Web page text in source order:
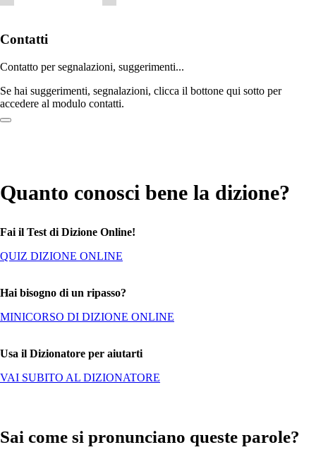
Contatti
Contatto per segnalazioni, suggerimenti...
Se hai suggerimenti, segnalazioni, clicca il bottone qui sotto per
accedere al modulo contatti.
Quanto conosci bene la dizione?
Fai il Test di Dizione Online!
QUIZ DIZIONE ONLINE
Hai bisogno di un ripasso?
MINICORSO DI DIZIONE ONLINE
Usa il Dizionatore per aiutarti
VAI SUBITO AL DIZIONATORE
Sai come si pronunciano queste parole?